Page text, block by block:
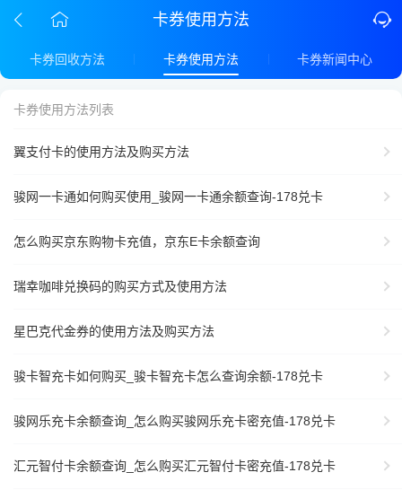
卡券使用方法
卡券回收方法 卡券使用方法 卡券新闻中心
卡券使用方法列表
翼支付卡的使用方法及购买方法
骏网一卡通如何购买使用_骏网一卡通余额查询-178兑卡
怎么购买京东购物卡充值，京东E卡余额查询
瑞幸咖啡兑换码的购买方式及使用方法
星巴克代金券的使用方法及购买方法
骏卡智充卡如何购买_骏卡智充卡怎么查询余额-178兑卡
骏网乐充卡余额查询_怎么购买骏网乐充卡密充值-178兑卡
汇元智付卡余额查询_怎么购买汇元智付卡密充值-178兑卡